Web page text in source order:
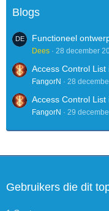
Blogs
Functioneel
Dees 28 december
Access Control List
FangorN 28
Access Control List
FangorN 29
Gebruikers die dit